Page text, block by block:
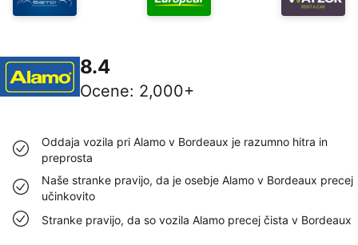
8.4
Ocene: 2,000+
Oddaja vozila pri Alamo v Bordeaux je razumno hitra in
preprosta
Naše stranke pravijo, da je osebje Alamo v Bordeaux precej
učinkovito
Stranke pravijo, da so vozila Alamo precej čista v Bordeaux